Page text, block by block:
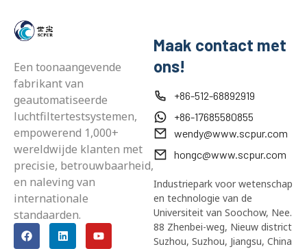
Een toonaangevende
fabrikant van
geautomatiseerde
luchtfiltertestsystemen,
empowerend 1,000+
wereldwijde klanten met
precisie, betrouwbaarheid,
en naleving van
internationale
standaarden.
Maak contact met
ons!
+86-512-68892919
+86-17685580855
wendy@www.scpur.com
hongc@www.scpur.com
Industriepark voor wetenschap
en technologie van de
Universiteit van Soochow, Nee.
88 Zhenbei-weg, Nieuw district
Suzhou, Suzhou, Jiangsu, China